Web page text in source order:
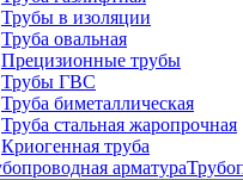
Трубы в изоляции
Труба овальная
Прецизионные трубы
Трубы ГВС
Труба биметаллическая
Труба стальная жаропрочная
Криогенная труба